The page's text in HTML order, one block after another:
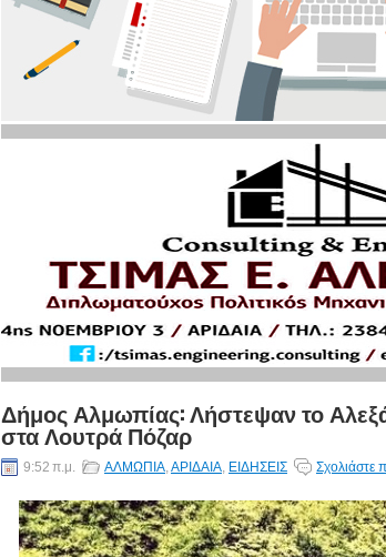
Δήμος Αλμωπίας: Λήστεψαν το
στα Λουτρά Πόζαρ
9:52 π.μ. ΑΛΜΩΠΙΑ,ΑΡΙΔΑΙΑ, ΕΙΔΗΣΕΙΣ Σχολιάστε